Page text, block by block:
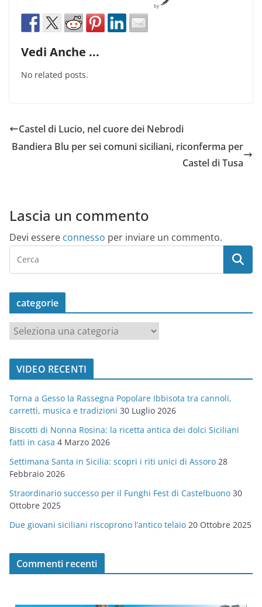
by
Vedi Anche ...
No related posts.
Castel di Lucio, nel cuore dei Nebrodi
Bandiera Blu per sei comuni siciliani, riconferma per
Castel di Tusa
Lascia un commento
Devi essere connesso per inviare un commento.
categorie
a
t
o
r
i
e
VIDEO RECENTI
Torna a Gesso la Rassegna Popolare Ibbisota tra cannoli,
carretti, musica e tradizioni 30 Luglio 2026
Biscotti di Nonna Rosina: la ricetta antica dei dolci Siciliani
fatti in casa 4 Marzo 2026
Settimana Santa in Sicilia: scopri i riti unici di Assoro 28
Febbraio 2026
Straordinario successo per il Funghi Fest di Castelbuono 30
Ottobre 2025
Due giovani siciliani riscoprono l’antico telaio 20 Ottobre 2025
Commenti recenti